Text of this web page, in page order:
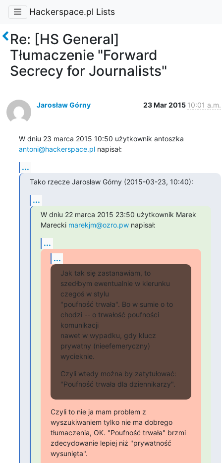
Hackerspace.pl Lists
Re: [HS General]
Tłumaczenie "Forward
Secrecy for Journalists"
Jarosław Górny 23 Mar 2015 10:01 a.m.
antoni@hackerspace.pl napisał:
...
Tako rzecze Jarosław Górny (2015-03-23, 10:40):
...
W dniu 22 marca 2015 23:50 użytkownik Marek
Marecki marekjm@ozro.pw napisał:
...
...
Jak tak się zastanawiam, to
szedłbym ewentualnie w kierunku
czegoś w stylu
"poufność trwała". Bo w sumie o to
chodzi -- o trwałość poufności
komunikacji
nawet w wypadku, gdy klucz
prywatny (nieefemeryczny)
wycieknie.
Czyli wtedy można by zatytułować:
"Poufność trwała dla dziennikarzy".
Czyli to nie ja mam problem z
wyszukiwaniem tylko nie ma dobrego
tłumaczenia, OK. "Poufność trwała" brzmi
zdecydowanie lepiej niż "prywatność
wysunięta".